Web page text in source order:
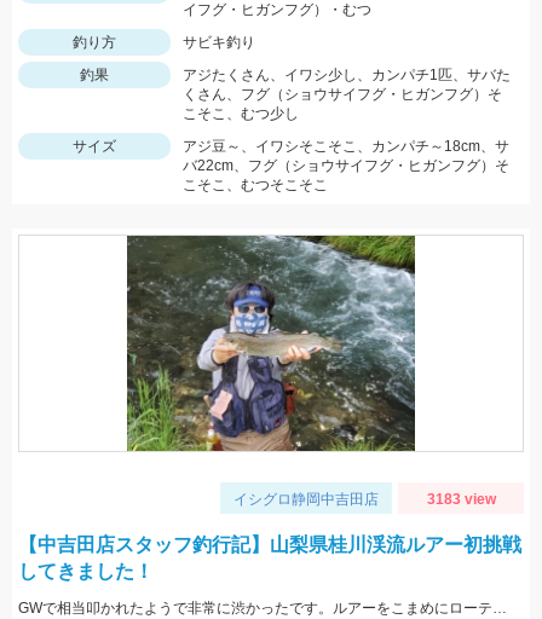
イフグ・ヒガンフグ）・むつ
釣り方
サビキ釣り
釣果
アジたくさん、イワシ少し、カンパチ1匹、サバた
くさん、フグ（ショウサイフグ・ヒガンフグ）そ
こそこ、むつ少し
サイズ
アジ豆～、イワシそこそこ、カンパチ～18cm、サ
バ22cm、フグ（ショウサイフグ・ヒガンフグ）そ
こそこ、むつそこそこ
イシグロ静岡中吉田店 3183 view
【中吉田店スタッフ釣行記】山梨県桂川渓流ルアー初挑戦
してきました！
GWで相当叩かれたようで非常に渋かったです。ルアーをこまめにローテーションして何とかニジマスに出会えました。